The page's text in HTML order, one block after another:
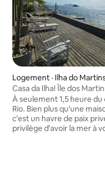
Logement · Ilha do
Casa da Ilha! Île
À seulement 1,5 heure
Rio. Bien plus qu'une
c'est un havre de paix
privilège d'avoir la mer à